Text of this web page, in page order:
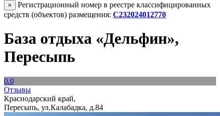
×
Регистрационный номер в реестре классифицированных
средств (объектов) размещения: С232024012770
База отдыха «Дельфин»,
Пересыпь
0.0
Отзывы
Краснодарский край,
Пересыпь, ул.Калабадка, д.84